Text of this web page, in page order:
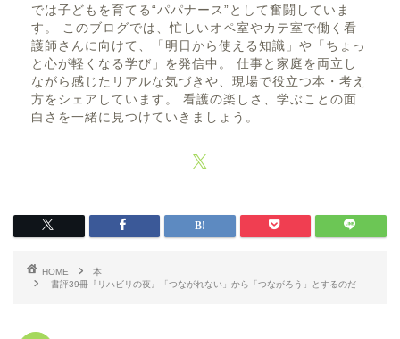
では子どもを育てる“パパナース”として奮闘していま
す。 このブログでは、忙しいオペ室やカテ室で働く看
護師さんに向けて、「明日から使える知識」や「ちょっ
と心が軽くなる学び」を発信中。 仕事と家庭を両立し
ながら感じたリアルな気づきや、現場で役立つ本・考え
方をシェアしています。 看護の楽しさ、学ぶことの面
白さを一緒に見つけていきましょう。
HOME
本
書評39冊『リハビリの夜』「つながれない」から「つながろう」とするのだ